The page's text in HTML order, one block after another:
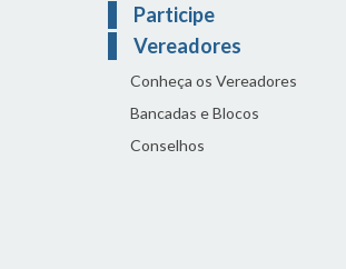
Participe
Vereadores
Conheça os Vereadores
Bancadas e Blocos
Conselhos